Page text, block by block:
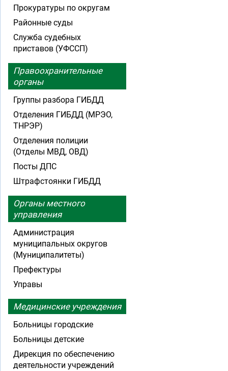
Прокуратуры по округам
Районные суды
Служба судебных
приставов (УФССП)
Правоохранительные
органы
Группы разбора ГИБДД
Отделения ГИБДД (МРЭО,
ТНРЭР)
Отделения полиции
(Отделы МВД, ОВД)
Посты ДПС
Штрафстоянки ГИБДД
Органы местного
управления
Администрация
муниципальных округов
(Муниципалитеты)
Префектуры
Управы
Медицинские учреждения
Больницы городские
Больницы детские
Дирекция по обеспечению
деятельности учреждений